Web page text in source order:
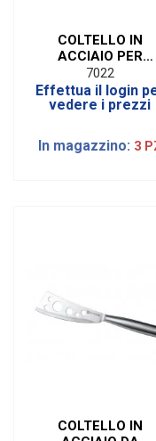
COLTELLO IN
ACCIAIO PER
FORMAGGI
FRESCHI
7022
Effettua il login
vedere i prezzi
In magazzino: 3
COLTELLO IN